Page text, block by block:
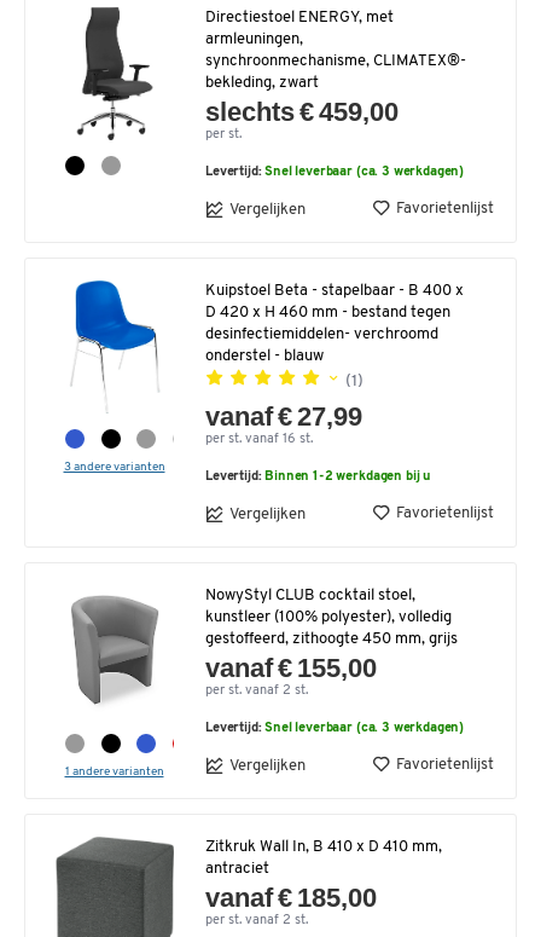
Directiestoel ENERGY, met
armleuningen,
synchroonmechanisme, CLIMATEX®-
bekleding, zwart
slechts € 459,00
per st.
Levertijd:Snel leverbaar (ca. 3 werkdagen)
Vergelijken Favorietenlijst
3 andere varianten
Kuipstoel Beta - stapelbaar - B 400 x
D 420 x H 460 mm - bestand tegen
desinfectiemiddelen- verchroomd
onderstel - blauw
(1)
vanaf € 27,99
per st. vanaf 16 st.
Levertijd: Binnen 1-2 werkdagen bij u
Vergelijken Favorietenlijst
1 andere varianten
NowyStyl CLUB cocktail stoel,
kunstleer (100% polyester), volledig
gestoffeerd, zithoogte 450 mm, grijs
vanaf € 155,00
per st. vanaf 2 st.
Levertijd:Snel leverbaar (ca. 3 werkdagen)
Vergelijken Favorietenlijst
Zitkruk Wall In, B 410 x D 410 mm,
antraciet
vanaf € 185,00
per st. vanaf 2 st.